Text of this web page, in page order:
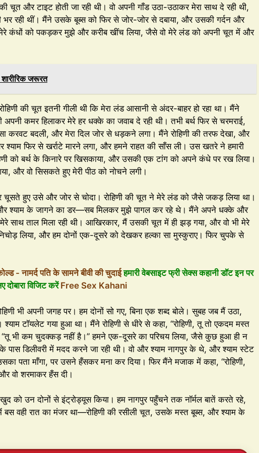
और टाइट होती जा रही थी। वो अपनी गाँड उठा-उठाकर मेरा साथ दे रही थी,
रही थीं। मैंने उसके बूब्स को फिर से जोर-जोर से दबाया, और उसकी गर्दन और
मेरे कंधों को पकड़कर मुझे और करीब खींच लिया, जैसे वो मेरे लंड को अपनी चूत में और
जरूरत
की चूत इतनी गीली थी कि मेरा लंड आसानी से अंदर-बाहर हो रहा था। मैंने
कमर हिलाकर मेरे हर धक्के का जवाब दे रही थी। तभी बर्थ फिर से चरमराई,
करवट बदली, और मेरा दिल जोर से धड़कने लगा। मैंने रोहिणी की तरफ देखा, और
फिर से खर्राटे मारने लगा, और हमने राहत की साँस ली। उस खतरे ने हमारी
को बर्थ के किनारे पर खिसकाया, और उसकी एक टांग को अपने कंधे पर रख लिया।
और वो सिसकते हुए मेरी पीठ को नोचने लगी।
हुए उसे और जोर से चोदा। रोहिणी की चूत ने मेरे लंड को जैसे जकड़ लिया था।
और श्याम के जागने का डर—सब मिलकर मुझे पागल कर रहे थे। मैंने अपने धक्के और
साथ ताल मिला रही थी। आखिरकार, मैं उसकी चूत में ही झड़ गया, और वो भी मेरे
लिया, और हम दोनों एक-दूसरे को देखकर हल्का सा मुस्कुराए। फिर चुपके से
नामर्द पति के सामने बीवी की चुदाईहमारी वेबसाइट फ्री सेक्स कहानी डॉट इन पर
विजिट करेंFree Sex Kahani
भी अपनी जगह पर। हम दोनों सो गए, बिना एक शब्द बोले। सुबह जब मैं उठा,
टॉयलेट गया हुआ था। मैंने रोहिणी से धीरे से कहा, “रोहिणी, तू तो एकदम मस्त
“तू भी कम चुदक्कड़ नहीं है।” हमने एक-दूसरे का परिचय लिया, जैसे कुछ हुआ ही न
के पास डिलीवरी में मदद करने जा रही थी। वो और श्याम नागपुर के थे, और श्याम स्टेट
पता माँगा, पर उसने हँसकर मना कर दिया। फिर मैंने मजाक में कहा, “रोहिणी,
वो शरमाकर हँस दी।
को उन दोनों से इंट्रोड्यूस किया। हम नागपुर पहुँचने तक नॉर्मल बातें करते रहे,
वही रात का मंजर था—रोहिणी की रसीली चूत, उसके मस्त बूब्स, और श्याम के